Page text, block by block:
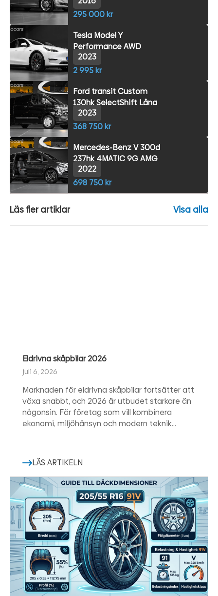
295 000 kr
Tesla Model Y
Performance AWD
2023
2 995 kr
Ford transit Custom
130hk SelectShift Lång
2023
368 750 kr
Mercedes-Benz V 300d
237hk 4MATIC 9G AMG
2022
698 750 kr
Läs fler artiklar Visa alla
Eldrivna skåpbilar 2026
juli 6, 2026
Marknaden för eldrivna skåpbilar fortsätter att
växa snabbt, och 2026 är utbudet starkare än
någonsin. För företag som vill kombinera
ekonomi, miljöhänsyn och modern teknik…
LÄS ARTIKELN